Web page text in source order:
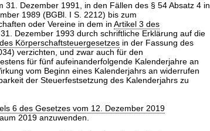
Dezember 1991, in den Fällen des § 54 Absatz 4 in
1989 (BGBl. I S. 2212) bis zum
oder Vereine in dem in Artikel 3 des
Dezember 1993 durch schriftliche Erklärung auf die
Körperschaftsteuergesetzes in der Fassung des
verzichten, und zwar auch für den
für fünf aufeinanderfolgende Kalenderjahre an
vom Beginn eines Kalenderjahrs an widerrufen
der Steuerfestsetzung des Kalenderjahrs zu
6 des Gesetzes vom 12. Dezember 2019
2019 anzuwenden.